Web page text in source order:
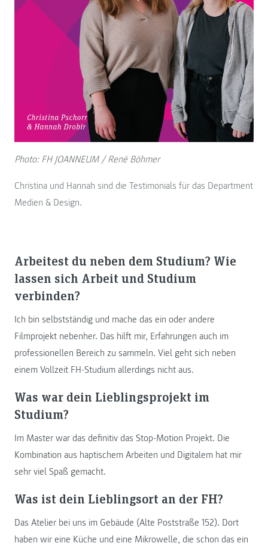
Photo: FH JOANNEUM / René Böhmer
Christina und Hannah sind die Testimonials für das Department
Medien & Design.
Arbeitest du neben dem Studium? Wie
lassen sich Arbeit und Studium
verbinden?
Ich bin selbstständig und mache das ein oder andere
Filmprojekt nebenher. Das hilft mir, Erfahrungen auch im
professionellen Bereich zu sammeln. Viel geht sich neben
einem Vollzeit FH-Studium allerdings nicht aus.
Was war dein Lieblingsprojekt im
Studium?
Im Master war das definitiv das Stop-Motion Projekt. Die
Kombination aus haptischem Arbeiten und Digitalem hat mir
sehr viel Spaß gemacht.
Was ist dein Lieblingsort an der FH?
Das Atelier bei uns im Gebäude (Alte Poststraße 152). Dort
haben wir eine Küche und eine Mikrowelle, die schon das ein